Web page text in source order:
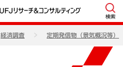
検索
経済調査 定期発信物（景気概況等）